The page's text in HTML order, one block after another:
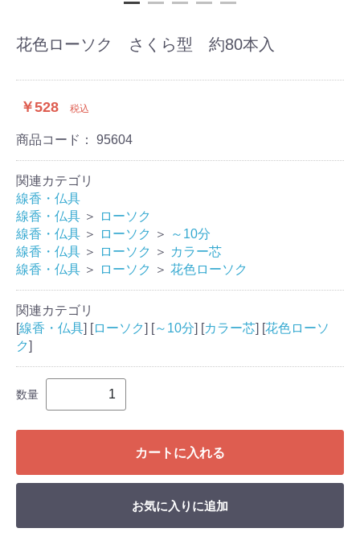
花色ローソク さくら型 約80本入
￥528 税込
商品コード： 95604
関連カテゴリ
線香・仏具
線香・仏具 ＞
ローソク
線香・仏具 ＞ ローソク ＞
～10分
線香・仏具 ＞ ローソク ＞ カラー芯
線香・仏具 ＞ ローソク ＞ 花色ローソク
関連カテゴリ
[線香・仏具] [ローソク] [～10分] [カラー芯] [花色ローソ
ク]
数量
カートに入れる
お気に入りに追加